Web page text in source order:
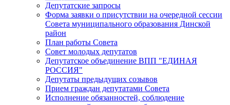
Депутатские запросы
Форма заявки о присутствии на очередной сессии
Совета муниципального образования Динской
район
План работы Совета
Совет молодых депутатов
Депутатское объединение ВПП "ЕДИНАЯ
РОССИЯ"
Депутаты предыдущих созывов
Прием граждан депутатами Совета
Исполнение обязанностей, соблюдение